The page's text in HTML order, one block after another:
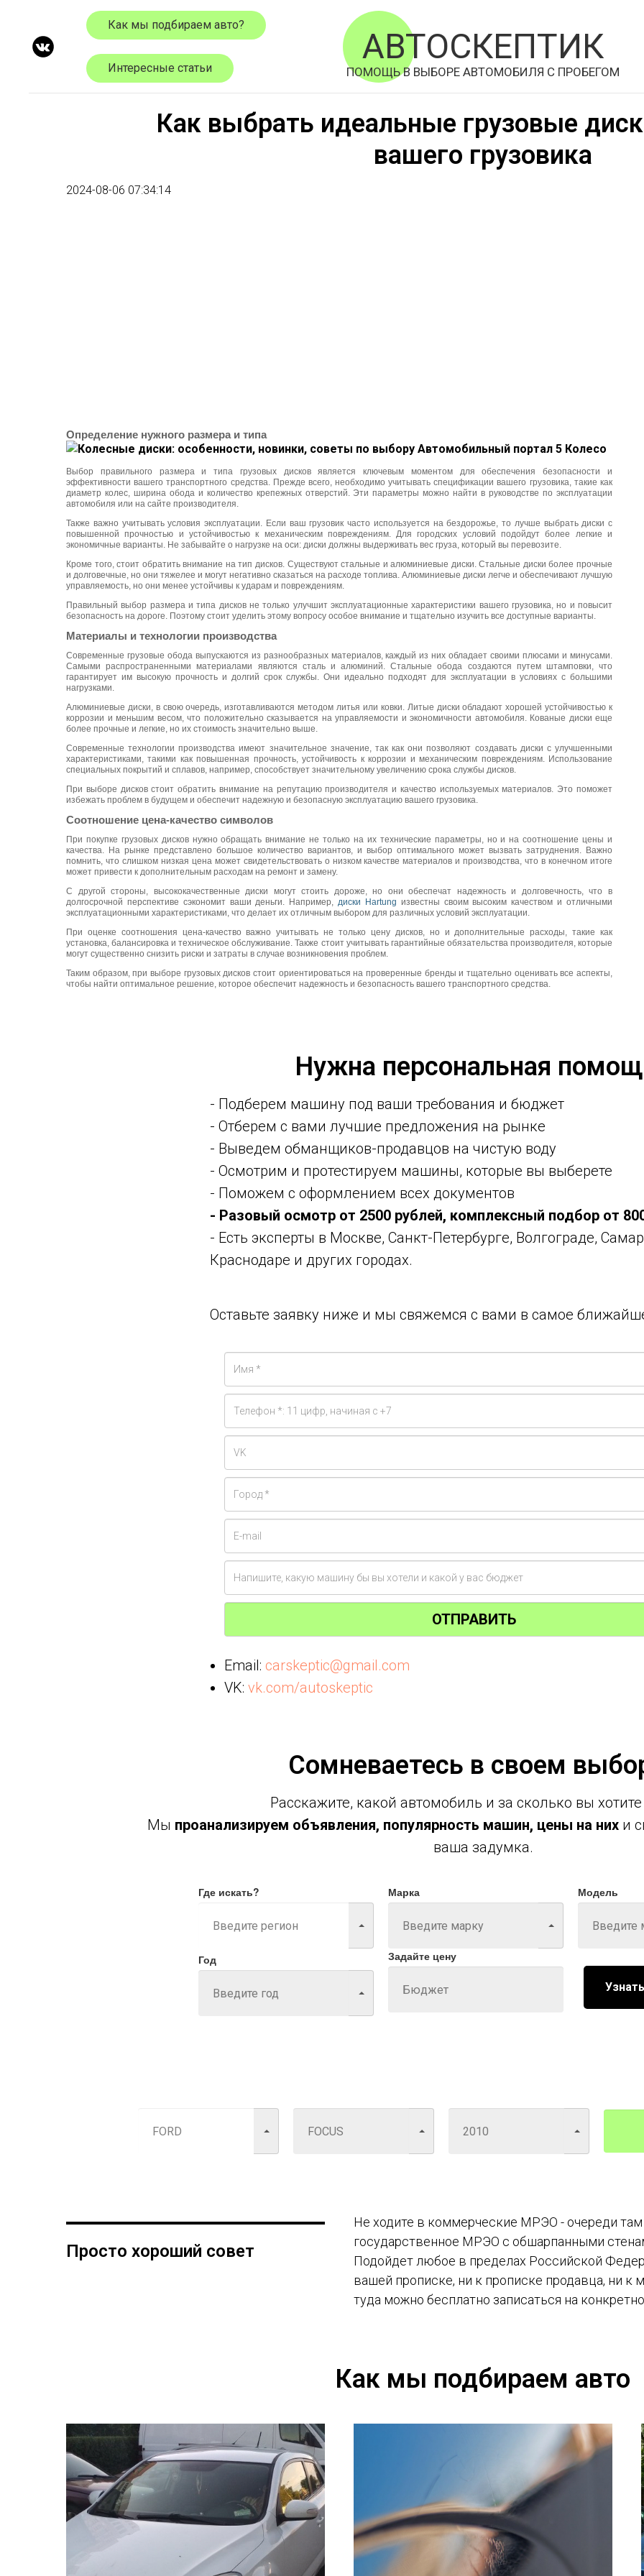
АВТОСКЕПТИК
ПОМОЩЬ В ВЫБОРЕ АВТОМОБИЛЯ С ПРОБЕГОМ
Как мы подбираем авто?
Интересные статьи
Как выбрать идеальные грузовые
вашего грузовика
2024-08-06 07:34:14
Определение нужного размера и типа
Выбор правильного размера и типа грузовых дисков является ключевым моментом для обеспечения безопасности и
эффективности вашего транспортного средства. Прежде всего, необходимо учитывать спецификации вашего грузовика, такие как
диаметр колес, ширина обода и количество крепежных отверстий. Эти параметры можно найти в руководстве по эксплуатации
автомобиля или на сайте производителя.
Также важно учитывать условия эксплуатации. Если ваш грузовик часто используется на бездорожье, то лучше выбрать диски с
повышенной прочностью и устойчивостью к механическим повреждениям. Для городских условий подойдут более легкие и
экономичные варианты. Не забывайте о нагрузке на оси: диски должны выдерживать вес груза, который вы перевозите.
Кроме того, стоит обратить внимание на тип дисков. Существуют стальные и алюминиевые диски. Стальные диски более прочные
и долговечные, но они тяжелее и могут негативно сказаться на расходе топлива. Алюминиевые диски легче и обеспечивают лучшую
управляемость, но они менее устойчивы к ударам и повреждениям.
Правильный выбор размера и типа дисков не только улучшит эксплуатационные характеристики вашего грузовика, но и повысит
безопасность на дороге. Поэтому стоит уделить этому вопросу особое внимание и тщательно изучить все доступные варианты.
Материалы и технологии производства
Современные грузовые обода выпускаются из разнообразных материалов, каждый из них обладает своими плюсами и минусами.
Самыми распространенными материалами являются сталь и алюминий. Стальные обода создаются путем штамповки, что
гарантирует им высокую прочность и долгий срок службы. Они идеально подходят для эксплуатации в условиях с большими
нагрузками.
Алюминиевые диски, в свою очередь, изготавливаются методом литья или ковки. Литые диски обладают хорошей устойчивостью к
коррозии и меньшим весом, что положительно сказывается на управляемости и экономичности автомобиля. Кованые диски еще
более прочные и легкие, но их стоимость значительно выше.
Современные технологии производства имеют значительное значение, так как они позволяют создавать диски с улучшенными
характеристиками, такими как повышенная прочность, устойчивость к коррозии и механическим повреждениям. Использование
специальных покрытий и сплавов, например, способствует значительному увеличению срока службы дисков.
При выборе дисков стоит обратить внимание на репутацию производителя и качество используемых материалов. Это поможет
избежать проблем в будущем и обеспечит надежную и безопасную эксплуатацию вашего грузовика.
Соотношение цена-качество символов
При покупке грузовых дисков нужно обращать внимание не только на их технические параметры, но и на соотношение цены и
качества. На рынке представлено большое количество вариантов, и выбор оптимального может вызвать затруднения. Важно
помнить, что слишком низкая цена может свидетельствовать о низком качестве материалов и производства, что в конечном итоге
может привести к дополнительным расходам на ремонт и замену.
С другой стороны, высококачественные диски могут стоить дороже, но они обеспечат надежность и долговечность, что в
долгосрочной перспективе сэкономит ваши деньги. Например,диски Hartung известны своим высоким качеством и отличными
эксплуатационными характеристиками, что делает их отличным выбором для различных условий эксплуатации.
При оценке соотношения цена-качество важно учитывать не только цену дисков, но и дополнительные расходы, такие как
установка, балансировка и техническое обслуживание. Также стоит учитывать гарантийные обязательства производителя, которые
могут существенно снизить риски и затраты в случае возникновения проблем.
Таким образом, при выборе грузовых дисков стоит ориентироваться на проверенные бренды и тщательно оценивать все аспекты,
чтобы найти оптимальное решение, которое обеспечит надежность и безопасность вашего транспортного средства.
Нужна персональная
- Подберем машину под ваши требования и бюджет
- Отберем с вами лучшие предложения на рынке
- Выведем обманщиков-продавцов на чистую воду
- Осмотрим и протестируем машины, которые вы выберете
- Поможем с оформлением всех документов
- Разовый осмотр от 2500 рублей, комплексный подбор от
- Есть эксперты в Москве, Санкт-Петербурге, Волгограде,
Краснодаре и других городах.
Оставьте заявку ниже и мы свяжемся с вами в самое
ОТПРАВИТЬ
Email: carskeptic@gmail.com
VK: vk.com/autoskeptic
Сомневаетесь в своем
Расскажите, какой автомобиль и за сколько вы хотите
Мы проанализируем объявления, популярность машин, цены на нихи
ваша задумка.
Где искать? Марка Модель
Год Задайте цену
Просто хороший совет
Не ходите в коммерческие МРЭО - очереди
государственное МРЭО с обшарпанными
Подойдет любое в пределах Российской
вашей прописке, ни к прописке продавца, ни к
туда можно бесплатно записаться на
Как мы подбираем авто